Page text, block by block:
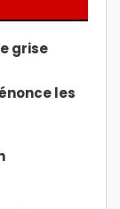
grise
les